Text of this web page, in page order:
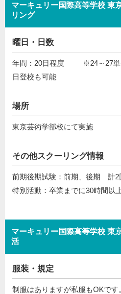
マーキュリー国際高等学校 東
リング
曜日・日数
年間：20日程度 ※24～
日登校も可能
場所
東京芸術学部校にて実施
その他スクーリング情報
前期後期試験：前期、後期 計2
特別活動：卒業までに30時間以
マーキュリー国際高等学校 東
活
服装・規定
制服はありますが私服もOKです